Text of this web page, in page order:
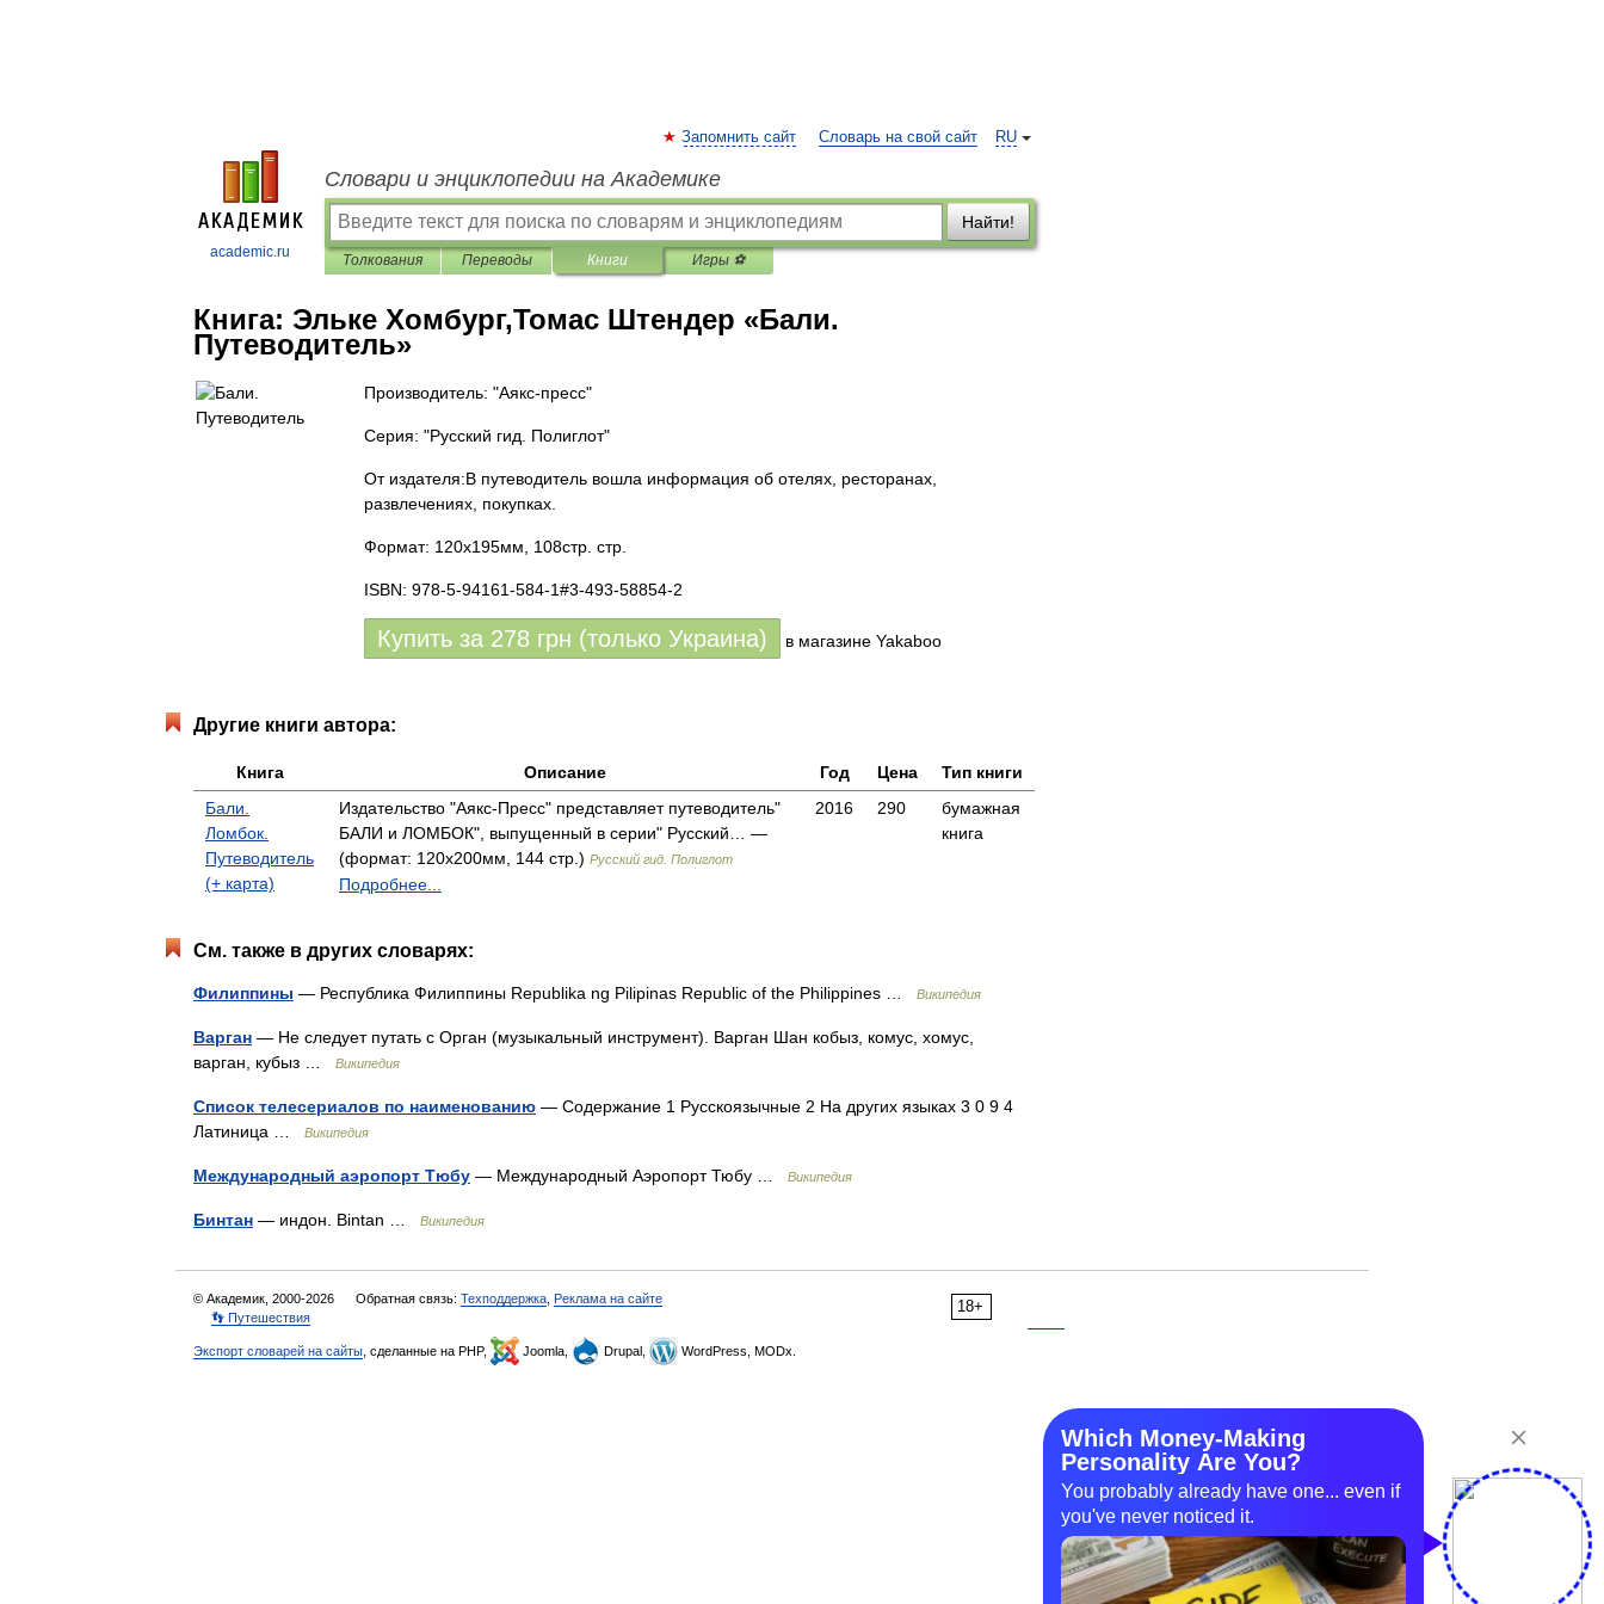
academic.ru
RU
Запомнить сайт Словарь на свой сайт
Словари и энциклопедии на Академике
Найти!
Толкования Переводы Книги Игры ⚽
Книга: Эльке Хомбург,Томас Штендер «Бали.
Путеводитель»
Производитель: "Аякс-пресс"
Серия: "Русский гид. Полиглот"
От издателя:В путеводитель вошла информация об отелях, ресторанах,
развлечениях, покупках.
Формат: 120x195мм, 108стр. стр.
ISBN: 978-5-94161-584-1#3-493-58854-2
Купить за 278 грн (только Украина) в магазине Yakaboo
Другие книги автора:
Книга Описание Год Цена
Тип книги
Бали.
Ломбок.
Путеводитель
(+ карта)
Издательство "Аякс-Пресс" представляет путеводитель"
БАЛИ и ЛОМБОК", выпущенный в серии" Русский… —
(формат: 120x200мм, 144 стр.) Русский гид. Полиглот
Подробнее...
2016 290
бумажная
книга
См. также в других словарях:
Филиппины — Республика Филиппины Republika ng Pilipinas Republic of the Philippines … Википедия
Варган — Не следует путать с Орган (музыкальный инструмент). Варган Шан кобыз, комус, хомус,
варган, кубыз …
Википедия
Список телесериалов по наименованию — Содержание 1 Русскоязычные 2 На других языках 3 0 9 4
Латиница …
Википедия
Международный аэропорт Тюбу — Международный Аэропорт Тюбу … Википедия
Бинтан — индон. Bintan … Википедия
18+
© Академик, 2000-2026 Обратная связь: Техподдержка Реклама на сайте
👣 Путешествия
Экспорт словарей на сайты , сделанные на PHP, Joomla, Drupal, WordPress, MODx.